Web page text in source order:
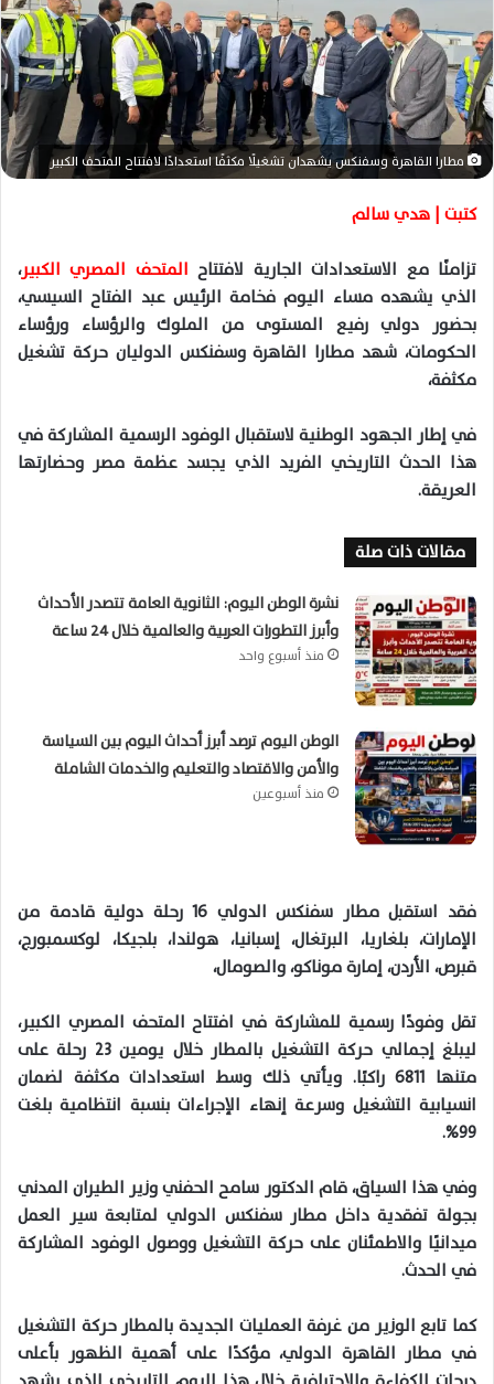
ا
إ
ل
ك
ت
ر
و
ن
ا
مطارا القاهرة وسفنكس يشهدان تشغيلًا مكثفًا استعدادًا لافتتاح المتحف الكبير
كتبت | هدي سالم
تزامنًا مع الاستعدادات الجارية لافتتاح المتحف المصري الكبير،
الذي يشهده مساء اليوم فخامة الرئيس عبد الفتاح السيسي،
بحضور دولي رفيع المستوى من الملوك والرؤساء ورؤساء
الحكومات، شهد مطارا القاهرة وسفنكس الدوليان حركة تشغيل
مكثفة،
في إطار الجهود الوطنية لاستقبال الوفود الرسمية المشاركة في
هذا الحدث التاريخي الفريد الذي يجسد عظمة مصر وحضارتها
العريقة.
مقالات ذات صلة
نشرة الوطن اليوم: الثانوية العامة تتصدر الأحداث
وأبرز التطورات العربية والعالمية خلال 24 ساعة
منذ أسبوع واحد
الوطن اليوم ترصد أبرز أحداث اليوم بين السياسة
والأمن والاقتصاد والتعليم والخدمات الشاملة
منذ أسبوعين
فقد استقبل مطار سفنكس الدولي 16 رحلة دولية قادمة من
الإمارات، بلغاريا، البرتغال، إسبانيا، هولندا، بلجيكا، لوكسمبورج،
قبرص، الأردن، إمارة موناكو، والصومال،
تقل وفودًا رسمية للمشاركة في افتتاح المتحف المصري الكبير،
ليبلغ إجمالي حركة التشغيل بالمطار خلال يومين 23 رحلة على
متنها 6811 راكبًا. ويأتي ذلك وسط استعدادات مكثفة لضمان
انسيابية التشغيل وسرعة إنهاء الإجراءات بنسبة انتظامية بلغت
99%.
وفي هذا السياق، قام الدكتور سامح الحفني وزير الطيران المدني
بجولة تفقدية داخل مطار سفنكس الدولي لمتابعة سير العمل
ميدانيًا والاطمئنان على حركة التشغيل ووصول الوفود المشاركة
في الحدث.
كما تابع الوزير من غرفة العمليات الجديدة بالمطار حركة التشغيل
في مطار القاهرة الدولي، مؤكدًا على أهمية الظهور بأعلى